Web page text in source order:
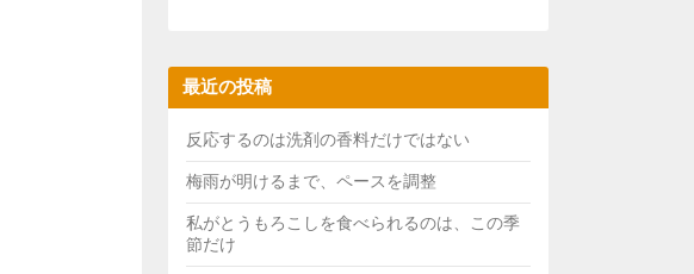
最近の投稿
反応するのは洗剤の香料だけではない
梅雨が明けるまで、ペースを調整
私がとうもろこしを食べられるのは、この季
節だけ